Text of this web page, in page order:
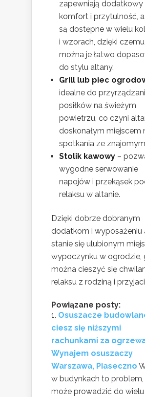
zapewniają dodatkowy
komfort i przytulność,
są dostępne w wielu
i wzorach, dzięki czemu
można je łatwo
do stylu altany.
Grill lub piec
idealne do
posiłków na świeżym
powietrzu, co czyni
doskonałym miejscem
spotkania ze
Stolik kawowy –
wygodne serwowanie
napojów i przekąsek
relaksu w altanie.
Dzięki dobrze dobranym
dodatkom i wyposażeniu
stanie się ulubionym
wypoczynku w ogrodzie,
można cieszyć się
relaksu z rodziną i
Powiązane posty:
Osuszacze
ciesz się niższymi
rachunkami za
Wynajem osuszaczy
Warszawa, Piaseczno
w budynkach to
może prowadzić do wielu